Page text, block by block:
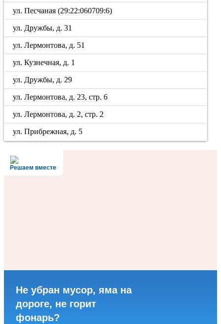
ул. Песчаная (29:22:060709:6)
ул. Дружбы, д. 31
ул. Лермонтова, д. 51
ул. Кузнечная, д. 1
ул. Дружбы, д. 29
ул. Лермонтова, д. 23, стр. 6
ул. Лермонтова, д. 2, стр. 2
ул. Прибрежная, д. 5
Решаем вместе
Не убран мусор, яма на
дороге, не горит
фонарь?